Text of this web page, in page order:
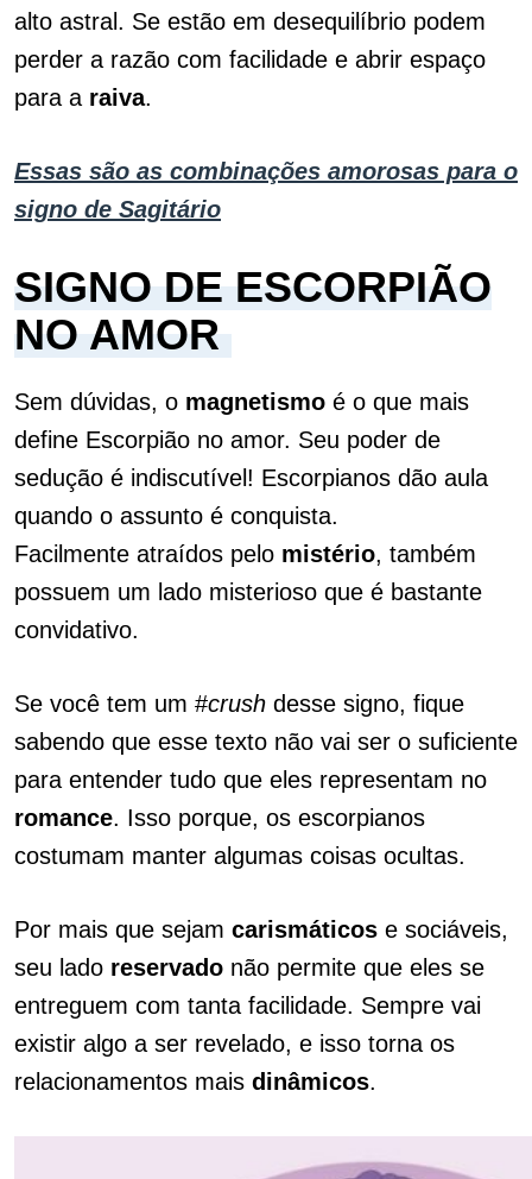
alto astral. Se estão em desequilíbrio podem
perder a razão com facilidade e abrir espaço
para a raiva.
Essas são as combinações amorosas para o
signo de Sagitário
SIGNO DE ESCORPIÃO
NO AMOR
Sem dúvidas, o magnetismo é o que mais
define Escorpião no amor. Seu poder de
sedução é indiscutível! Escorpianos dão aula
quando o assunto é conquista.
Facilmente atraídos pelo mistério, também
possuem um lado misterioso que é bastante
convidativo.
Se você tem um #crush desse signo, fique
sabendo que esse texto não vai ser o suficiente
para entender tudo que eles representam no
romance. Isso porque, os escorpianos
costumam manter algumas coisas ocultas.
Por mais que sejam carismáticos e sociáveis,
seu lado reservado não permite que eles se
entreguem com tanta facilidade. Sempre vai
existir algo a ser revelado, e isso torna os
relacionamentos mais dinâmicos.